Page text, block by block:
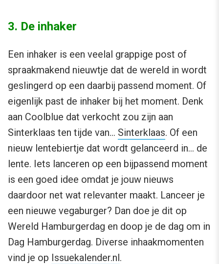
3. De inhaker
Een inhaker is een veelal grappige post of
spraakmakend nieuwtje dat de wereld in wordt
geslingerd op een daarbij passend moment. Of
eigenlijk past de inhaker bij het moment. Denk
aan Coolblue dat verkocht zou zijn aan
Sinterklaas ten tijde van… Sinterklaas. Of een
nieuw lentebiertje dat wordt gelanceerd in… de
lente. Iets lanceren op een bijpassend moment
is een goed idee omdat je jouw nieuws
daardoor net wat relevanter maakt. Lanceer je
een nieuwe vegaburger? Dan doe je dit op
Wereld Hamburgerdag en doop je de dag om in
Dag Hamburgerdag. Diverse inhaakmomenten
vind je op Issuekalender.nl.